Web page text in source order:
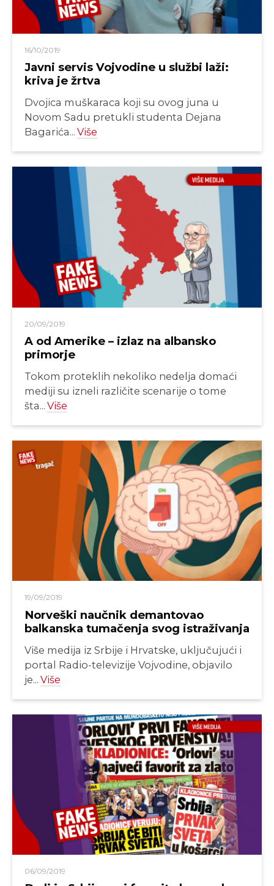
16/10/2019
Javni servis Vojvodine u službi laži:
kriva je žrtva
Dvojica muškaraca koji su ovog juna u
Novom Sadu pretukli studenta Dejana
Bagarića... Više
20/09/2019
A od Amerike – izlaz na albansko
primorje
Tokom proteklih nekoliko nedelja domaći
mediji su izneli različite scenarije o tome
šta... Više
19/09/2019
Norveški naučnik demantovao
balkanska tumačenja svog istraživanja
Više medija iz Srbije i Hrvatske, uključujući i
portal Radio-televizije Vojvodine, objavilo
je... Više
06/09/2019